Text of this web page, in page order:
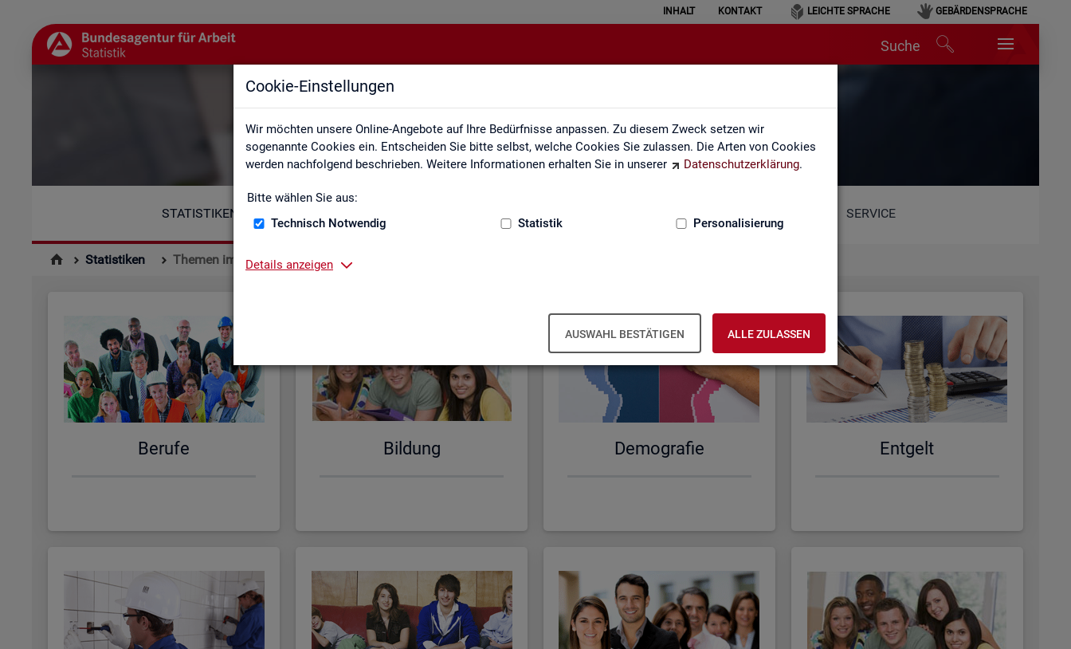
Cookie-Einstellungen
Wir möchten unsere Online-Angebote auf Ihre Bedürfnisse anpassen. Zu diesem Zweck setzen wir
sogenannte Cookies ein. Entscheiden Sie bitte selbst, welche Cookies Sie zulassen. Die Arten von Cookies
werden nachfolgend beschrieben. Weitere Informationen erhalten Sie in unserer
Datenschutzerklärung.
Bitte wählen Sie aus:
Technisch Notwendig
Statistik Personalisierung
Details anzeigen
AUSWAHL BESTÄTIGEN ALLE ZULASSEN
INHALT KONTAKT LEICHTE SPRACHE GEBÄRDENSPRACHE
Suche
Themen im Fokus
STATISTIKEN SERVICE
Statistiken Themen im Fokus
Be­ru­fe Bil­dung De­mo­gra­fie Ent­gelt